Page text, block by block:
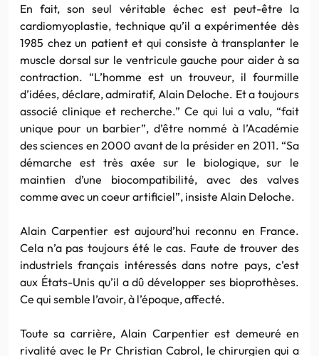
En fait, son seul véritable échec est peut-être la
cardiomyoplastie, technique qu’il a expérimentée dès
1985 chez un patient et qui consiste à transplanter le
muscle dorsal sur le ventricule gauche pour aider à sa
contraction. “L’homme est un trouveur, il fourmille
d’idées, déclare, admiratif, Alain Deloche. Et a toujours
associé clinique et recherche.” Ce qui lui a valu, “fait
unique pour un barbier”, d’être nommé à l’Académie
des sciences en 2000 avant de la présider en 2011. “Sa
démarche est très axée sur le biologique, sur le
maintien d’une biocompatibilité, avec des valves
comme avec un coeur artificiel”, insiste Alain Deloche.
Alain Carpentier est aujourd’hui reconnu en France.
Cela n’a pas toujours été le cas. Faute de trouver des
industriels français intéressés dans notre pays, c’est
aux États-Unis qu’il a dû développer ses bioprothèses.
Ce qui semble l’avoir, à l’époque, affecté.
Toute sa carrière, Alain Carpentier est demeuré en
rivalité avec le Pr Christian Cabrol, le chirurgien qui a